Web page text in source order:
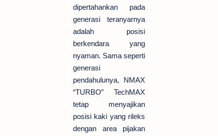
dipertahankan pada
generasi teranyarnya
adalah posisi
berkendara yang
nyaman. Sama seperti
generasi
pendahulunya, NMAX
“TURBO” TechMAX
tetap menyajikan
posisi kaki yang rileks
dengan area pijakan